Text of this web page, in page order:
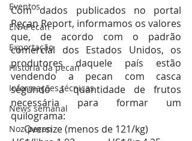
Eventos
ENAPecan
Exportação
História da pecan
Informações técnicas
News semanal
Noz-pecan
Com dados publicados no portal
Pecan Report, informamos os valores
que, de acordo com o padrão
comercial dos Estados Unidos, os
produtores daquele país estão
vendendo a pecan com casca
segundo a quantidade de frutos
necessária para formar um
quilograma:
Oversize (menos de 121/kg)